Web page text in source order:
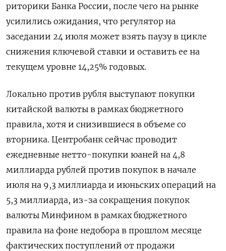
риторики Банка России, после чего на рынке
усилились ожидания, что регулятор на
заседании 24 июля может взять паузу в цикле
снижения ключевой ставки и оставить ее на
текущем уровне 14,25% годовых.
Локально против рубля выступают покупки
китайской валюты в рамках бюджетного
правила, хотя и снизившиеся в объеме со
вторника. Центробанк сейчас проводит
ежедневные нетто-покупки юаней на 4,8
миллиарда рублей ​против покупок в начале
июля ⁠на 9,3 миллиарда и июньских операций на
5,3 миллиарда, из-за сокращения покупок
валюты Минфином в рамках бюджетного
правила на фоне недобора в прошлом месяце
‌фактических поступлений от продажи